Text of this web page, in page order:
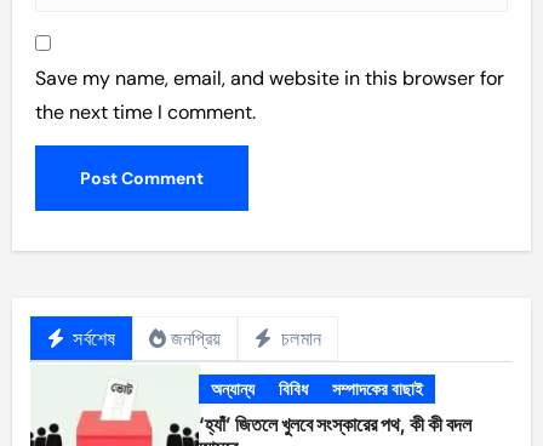
Save my name, email, and website in this browser for
the next time I comment.
সর্বশেষ জনপ্রিয় চলমান
অন্যান্য বিবিধ সম্পাদকের বাছাই
‘হ্যাঁ’ জিতলে খুলবে সংস্কারের পথ, কী কী বদল